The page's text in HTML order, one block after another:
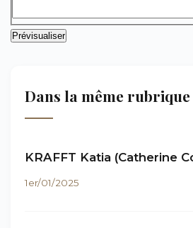
Dans la même rubrique
KRAFFT Katia (Catherine
1er/01/2025